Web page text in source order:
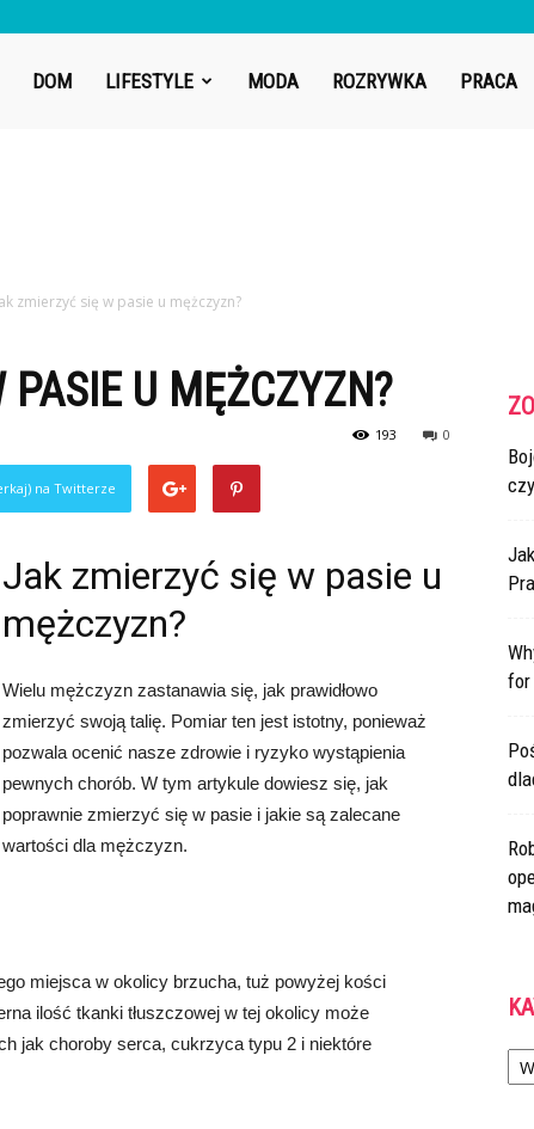
DOM LIFESTYLE MODA ROZRYWKA PRACA
zmierzyć się w pasie u mężczyzn?
U MĘŻCZYZN?
0
193
na Twitterze
Jak zmierzyć się w pasie u
mężczyzn?
Wielu mężczyzn zastanawia się, jak prawidłowo
zmierzyć swoją talię. Pomiar ten jest istotny, ponieważ
pozwala ocenić nasze zdrowie i ryzyko wystąpienia
pewnych chorób. W tym artykule dowiesz się, jak
poprawnie zmierzyć się w pasie i jakie są zalecane
wartości dla mężczyzn.
miejsca w okolicy brzucha, tuż powyżej kości
ilość tkanki tłuszczowej w tej okolicy może
jak choroby serca, cukrzyca typu 2 i niektóre
for